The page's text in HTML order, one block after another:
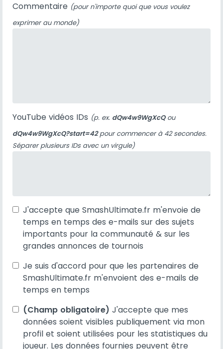
Commentaire (pour n'importe quoi que vous voulez
exprimer au monde)
YouTube vidéos IDs (p. ex. dQw4w9WgXcQou
dQw4w9WgXcQ?start=42pour commencer à 42 secondes.
Séparer plusieurs IDs avec un virgule)
J'accepte que SmashUltimate.fr m'envoie de
temps en temps des e-mails sur des sujets
importants pour la communauté & sur les
grandes annonces de tournois
Je suis d'accord pour que les partenaires de
SmashUltimate.fr m'envoient des e-mails de
temps en temps
(Champ obligatoire) J'accepte que mes
données soient visibles publiquement via mon
profil et soient utilisées pour les statistiques du
joueur. Les données fournies peuvent être